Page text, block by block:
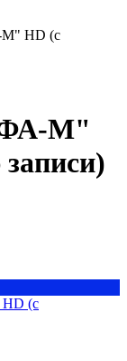
М" HD (с
М"